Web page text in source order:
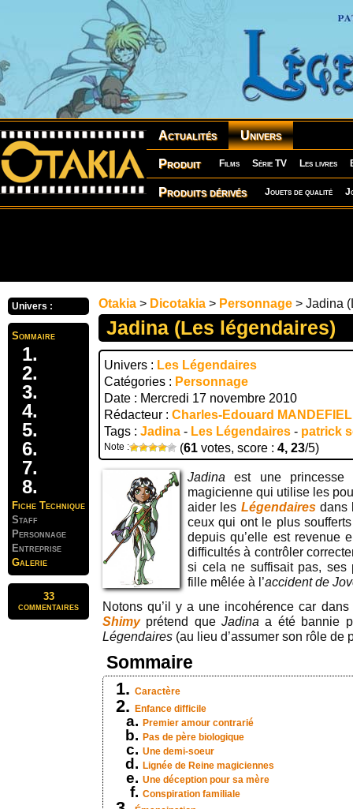
Actualités Univers
Produit Films Série TV Les livres
Produits dérivés Jouets de qualité
Univers :
Sommaire
Fiche Technique
Staff
Personnage
Entreprise
Galerie
33
commentaires
Otakia > Dicotakia > Personnage > Jadina
Jadina (Les légendaires)
Univers : Les Légendaires
Catégories : Personnage
Date : Mercredi 17 novembre 2010
Rédacteur : Charles-Edouard
Tags : Jadina - Les Légendaires - patrick
Note : (61 votes, score : 4, 23/5)
Jadina est une princesse
magicienne qui utilise les
aider les Légendaires dans
ceux qui ont le plus soufferts
depuis qu’elle est revenue
difficultés à contrôler
si cela ne suffisait pas, ses
fille mêlée à l’accident de
Notons qu’il y a une incohérence car
Shimyprétend queJadinaa été bannie
Légendaires (au lieu d’assumer son rôle de
Sommaire
Caractère
Enfance difficile
Premier amour contrarié
Pas de père biologique
Une demi-soeur
Lignée de Reine magiciennes
Une déception pour sa mère
Conspiration familiale